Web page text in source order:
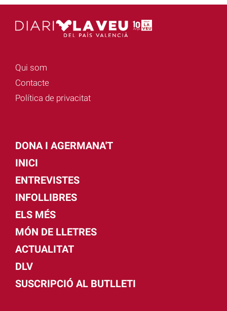
Qui som
Contacte
Política de privacitat
DONA I AGERMANA'T
INICI
ENTREVISTES
INFOLLIBRES
ELS MÉS
MÓN DE LLETRES
ACTUALITAT
DLV
SUSCRIPCIÓ AL BUTLLETI